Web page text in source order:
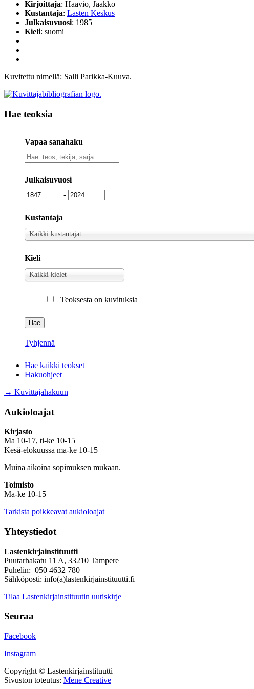
Kirjoittaja: Haavio, Jaakko
Kustantaja: Lasten Keskus
Julkaisuvuosi: 1985
Kieli: suomi
Kuvitettu nimellä: Salli Parikka-Kuuva.
Hae teoksia
Vapaa sanahaku
Vapaa
sanahaku
Julkaisuvuosi
Julkaisuvuosi
- Julkaisuvuosi
Kustantaja
Kustantaja
Kaikki kustantajat
Kieli
Kieli
Kaikki kielet
Teoksesta on kuvituksia
Tyhjennä
Hae kaikki teokset
Hakuohjeet
→ Kuvittajahakuun
Aukioloajat
Kirjasto
Ma 10-17, ti-ke 10-15
Kesä-elokuussa ma-ke 10-15
Muina aikoina sopimuksen mukaan.
Toimisto
Ma-ke 10-15
Tarkista poikkeavat aukioloajat
Yhteystiedot
Lastenkirjainstituutti
Puutarhakatu 11 A, 33210 Tampere
Puhelin: 050 4632 780
Sähköposti: info(a)lastenkirjainstituutti.fi
Tilaa Lastenkirjainstituutin uutiskirje
Seuraa
Facebook
Instagram
Copyright © Lastenkirjainstituutti
Sivuston toteutus: Mene Creative